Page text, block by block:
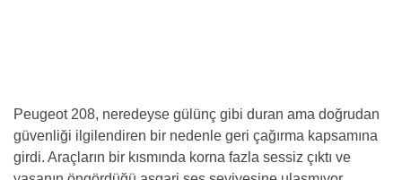
Peugeot 208, neredeyse gülünç gibi duran ama doğrudan
güvenliği ilgilendiren bir nedenle geri çağırma kapsamına
girdi. Araçların bir kısmında korna fazla sessiz çıktı ve